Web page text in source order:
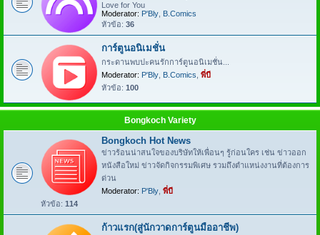
Love for You
Moderator: P'Bly B.Comics
หัวข้อ: 36
การ์ตูนอนิเมชั่น
กระดานพบปะคนรักการ์ตูนอนิเมชั่น...
Moderator: P'Bly B.Comics พี่บี
หัวข้อ: 100
Bongkoch Variety
Bongkoch Hot News
ข่าวร้อนน่าสนใจของบริษัทให้เพื่อนๆ รู้ก่อนใคร เช่น ข่าวออก
หนังสือใหม่ ข่าวจัดกิจกรรมพิเศษ รวมถึงตำแหน่งงานที่ต้องการ
ด่วน
Moderator: P'Bly พี่บี
หัวข้อ: 114
ก้าวแรก(สู่นักวาดการ์ตูนมืออาชีพ)